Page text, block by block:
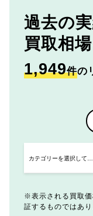
過去の
買取相
1,949件の
表示される買取
証するものではあり